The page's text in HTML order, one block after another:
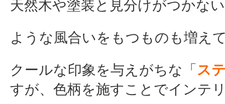
天然木や塗装と見分けがつかない
ような風合いをもつものも増え
クールな印象を与えがちな「 ス
すが、色柄を施すことでインテ